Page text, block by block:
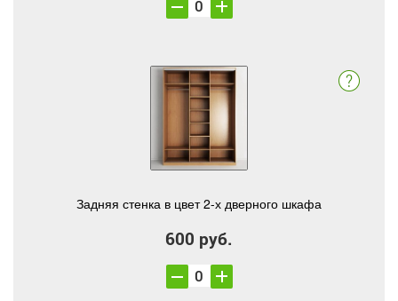
Задняя стенка в цвет 2-х дверного шкафа
600 руб.